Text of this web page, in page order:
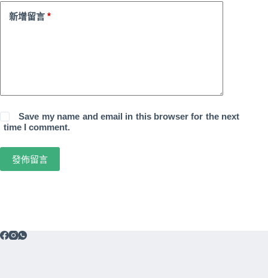
新增留言 *
Save my name and email in this browser for the next
time I comment.
發佈留言